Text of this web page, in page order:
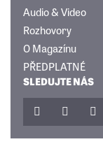
Audio & Video
Rozhovory
O Magazínu
PŘEDPLATNÉ
SLEDUJTE NÁS